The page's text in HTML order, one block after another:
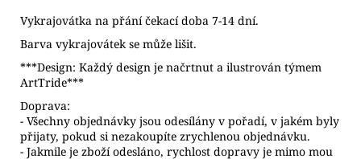
Vykrajovátka na přání čekací doba 7-14 dní.
Barva vykrajovátek se může lišit.
***Design: Každý design je načrtnut a ilustrován týmem
ArtTride***
Doprava:
- Všechny objednávky jsou odesílány v pořadí, v jakém byly
přijaty, pokud si nezakoupíte zrychlenou objednávku.
- Jakmile je zboží odesláno, rychlost dopravy je mimo mou